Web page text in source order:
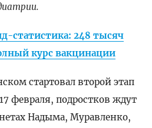
статистика: 248 тысяч
курс вакцинации
стартовал второй этап
февраля, подростков ждут
Надыма, Муравленко,